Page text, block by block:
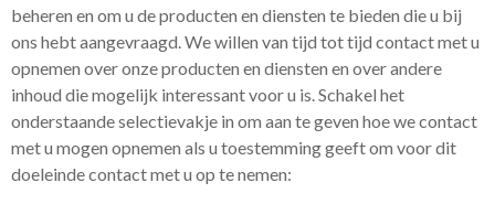
beheren en om u de producten en diensten te bieden die u bij
ons hebt aangevraagd. We willen van tijd tot tijd contact met u
opnemen over onze producten en diensten en over andere
inhoud die mogelijk interessant voor u is. Schakel het
onderstaande selectievakje in om aan te geven hoe we contact
met u mogen opnemen als u toestemming geeft om voor dit
doeleinde contact met u op te nemen: